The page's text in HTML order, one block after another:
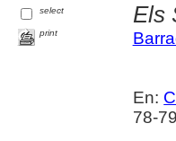
select
print
Els
En:
78-